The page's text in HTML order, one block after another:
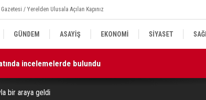
Gazetesi / Yerelden Ulusala Açılan Kapınız
GÜNDEM ASAYİŞ EKONOMİ SİYASET
incelemelerde bulundu
güçlendirecektir”
bir araya geldi